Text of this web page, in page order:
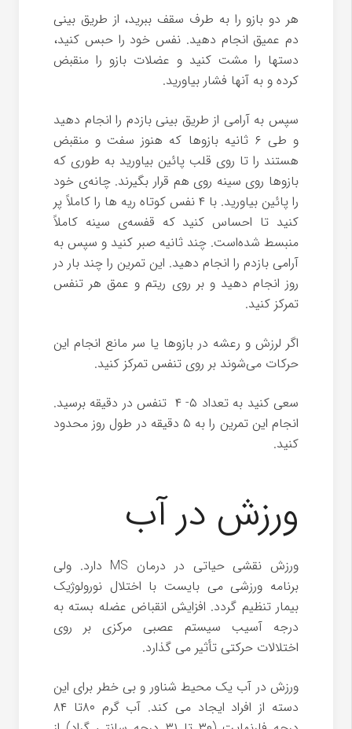
هر دو بازو را به طرف سقف ببرید، از طریق بینی
دم عمیق انجام دهید. نفس خود را حبس کنید،
دستها را مشت کنید و عضلات بازو را منقبض
کرده و به آنها فشار بیاورید.
سپس به آرامی‌ از طریق بینی بازدم را انجام دهید
و طی ۶ ثانیه بازوها که هنوز سفت و منقبض
هستند را تا روی قلب پائین بیاورید به طوری که
بازوها روی سینه روی هم قرار بگیرند. چانه‌ی خود
را پائین بیاورید. با ۴ نفس کوتاه ریه ها را کاملاً پر
کنید تا احساس کنید که قفسه‌ی سینه کاملاً
منبسط شده‌است. چند ثانیه صبر کنید و سپس به
آرامی ‌بازدم را انجام دهید. این تمرین را چند بار در
روز انجام دهید و بر روی ریتم و عمق هر تنفس
تمرکز کنید.
اگر لرزش و رعشه در بازوها یا سر مانع انجام این
حرکات می‌شوند بر روی تنفس تمرکز کنید.
سعی کنید به تعداد ۵- ۴ تنفس در دقیقه برسید.
انجام این تمرین را به ۵ دقیقه در طول روز محدود
کنید.
ورزش در آب
ورزش نقشی حیاتی در درمان MS دارد. ولی
برنامه ورزشی می بایست با اختلال نورولوژیک
بیمار تنظیم گردد. افزایش انقباض عضله بسته به
درجه آسیب سیستم عصبی مرکزی بر روی
اختلالات حرکتی تأثیر می گذارد.
ورزش در آب یک محیط شناور و بی خطر برای این
دسته از افراد ایجاد می کند. آب گرم ۸۰تا ۸۴